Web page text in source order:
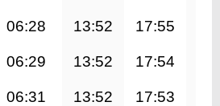
06:28 13:52 17:55
06:29 13:52 17:54
06:31 13:52 17:53